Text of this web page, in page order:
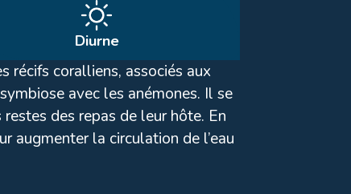
Diurne
récifs coralliens, associés aux
avec les anémones. Il se
des repas de leur hôte. En
augmenter la circulation de l’eau